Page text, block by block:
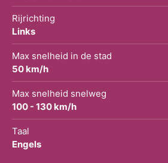
Rijrichting
Links
Max snelheid in de stad
50 km/h
Max snelheid snelweg
100 - 130 km/h
Taal
Engels